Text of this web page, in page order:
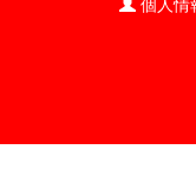
個人情